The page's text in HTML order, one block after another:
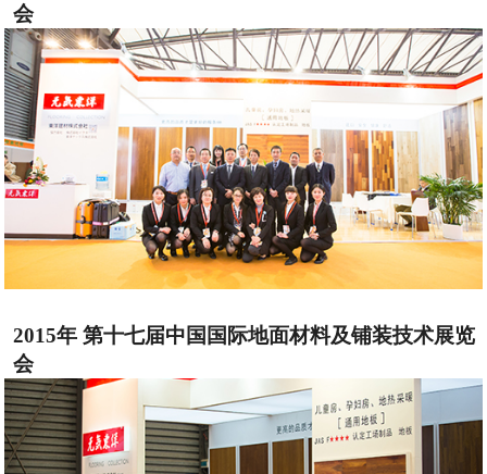
会
2015年 第十七届中国国际地面材料及铺装技术展览
会